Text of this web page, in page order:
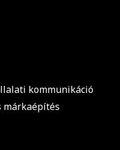
kommunikáció
márkaépítés